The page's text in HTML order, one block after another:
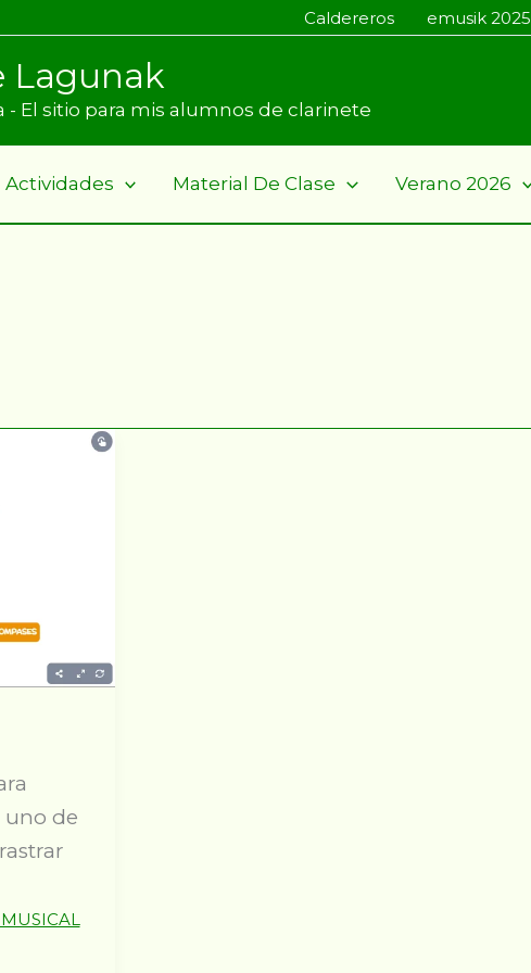
Caldereros emusik 2025
Lagunak
El sitio para mis alumnos de clarinete
Actividades Material De Clase Verano 2026
uno de